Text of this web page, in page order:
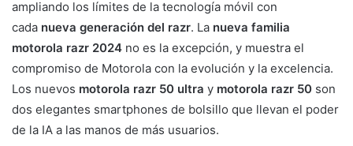
ampliando los límites de la tecnología móvil con
cada nueva generación del razr. La nueva familia
motorola razr 2024 no es la excepción, y muestra el
compromiso de Motorola con la evolución y la excelencia.
Los nuevos motorola razr 50 ultra y motorola razr 50 son
dos elegantes smartphones de bolsillo que llevan el poder
de la IA a las manos de más usuarios.